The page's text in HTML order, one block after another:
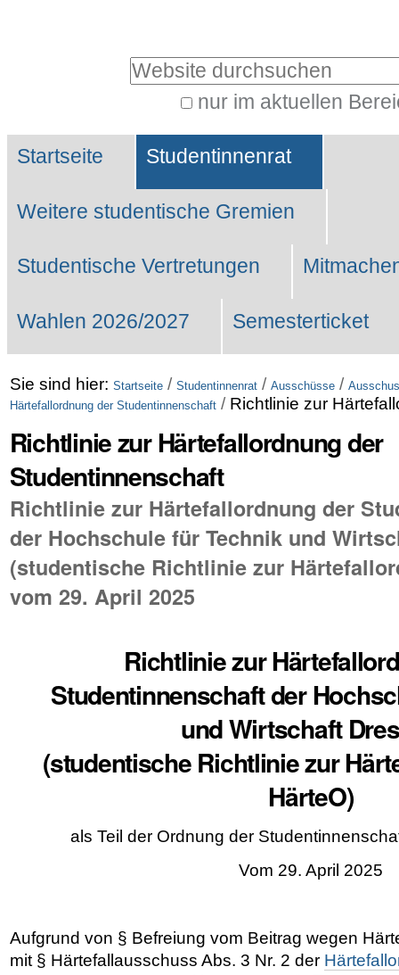
Website durchsuchen
nur im aktuellen
Suche…
Sektionen
Startseite Studentinnenrat
Weitere studentische Gremien
Studentische Vertretungen
Wahlen 2026/2027 Semesterticket
Sie sind hier: Startseite / Studentinnenrat / Ausschüsse /
Härtefallordnung der Studentinnenschaft / Richtlinie zur
Richtlinie zur Härtefallordnung der
Studentinnenschaft
Richtlinie zur Härtefallordnung der
der Hochschule für Technik und
(studentische Richtlinie zur
vom 29. April 2025
Richtlinie zur
Studentinnenschaft der
und Wirtschaft
(studentische Richtlinie zur
HärteO)
als Teil der Ordnung der
Vom 29. April 2025
Aufgrund von § Befreiung vom Beitrag wegen
mit § Härtefallausschuss Abs. 3 Nr. 2 der